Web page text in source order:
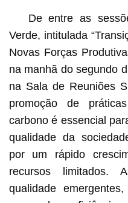
De entre as
Verde, intitulada
Novas Forças
na manhã do segundo
na Sala de Reuniões
promoção de
carbono é essencial
qualidade da
por um rápido
recursos limitados.
qualidade